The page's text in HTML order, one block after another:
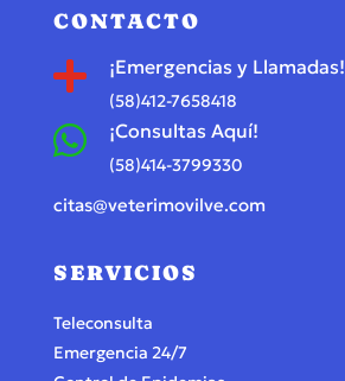
CONTACTO
 ¡Emergencias y Llamadas!
(58)412-7658418
 ¡Consultas Aquí!
(58)414-3799330
citas@veterimovilve.com
SERVICIOS
Teleconsulta
Emergencia 24/7